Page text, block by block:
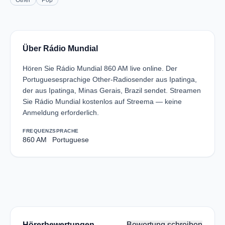
Über Rádio Mundial
Hören Sie Rádio Mundial 860 AM live online. Der
Portuguesesprachige Other-Radiosender aus Ipatinga,
der aus Ipatinga, Minas Gerais, Brazil sendet. Streamen
Sie Rádio Mundial kostenlos auf Streema — keine
Anmeldung erforderlich.
FREQUENZ
860 AM
SPRACHE
Portuguese